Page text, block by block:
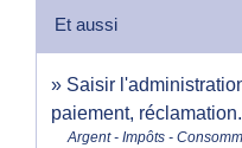
Et aussi
Saisir
paiement,
Argent - Impôts -